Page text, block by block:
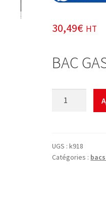
30,49€ HT
BAC
INOX
GN
UGS :k918
Catégories :